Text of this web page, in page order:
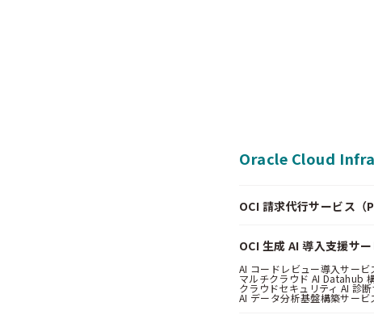
Oracle Cloud
OCI 請求代行サービス（
OCI 生成 AI 導入支援サ
AI コードレビュー導入サービ
マルチクラウド AI Datahub
クラウドセキュリティ AI 診
AI データ分析基盤構築サービ